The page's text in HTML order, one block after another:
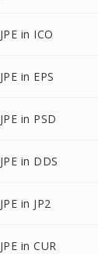
JPE in ICO
JPE in EPS
JPE in PSD
JPE in DDS
JPE in JP2
JPE in CUR